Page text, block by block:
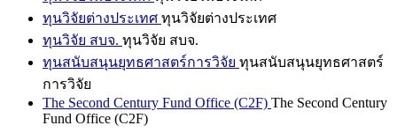
ทุนวิจัยต่างประเทศ ทุนวิจัยต่างประเทศ
ทุนวิจัย สบจ. ทุนวิจัย สบจ.
ทุนสนับสนุนยุทธศาสตร์การวิจัย ทุนสนับสนุนยุทธศาสตร์
การวิจัย
The Second Century Fund Office (C2F) The Second Century
Fund Office (C2F)